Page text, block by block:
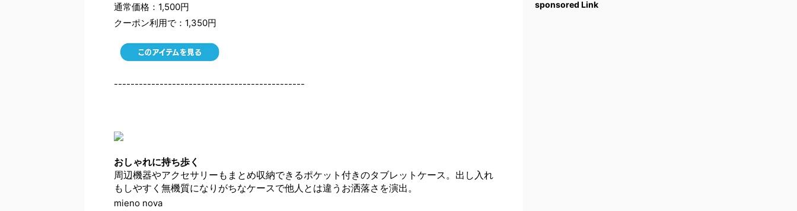
通常価格：1,500円
クーポン利用で：1,350円
----------------------------------------------
おしゃれに持ち歩く
周辺機器やアクセサリーもまとめ収納できるポケット付きのタブレットケース。出し入れ
もしやすく無機質になりがちなケースで他人とは違うお洒落さを演出。
mieno nova
sponsored Link